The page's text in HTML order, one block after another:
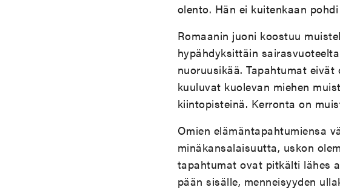
olento. Hän ei kuitenkaan
Romaanin juoni koostuu
hypähdyksittäin
nuoruusikää. Tapahtumat
kuuluvat kuolevan miehen
kiintopisteinä. Kerronta on
Omien elämäntapahtumiensa
minäkansalaisuutta, uskon
tapahtumat ovat pitkälti lähes
pään sisälle, menneisyyden